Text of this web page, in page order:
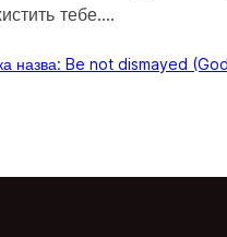
тебе.…
назва: Be not dismayed